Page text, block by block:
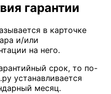
гарантии
в карточке
и/или
на него.
срок, то по-
устанавливается
месяц.